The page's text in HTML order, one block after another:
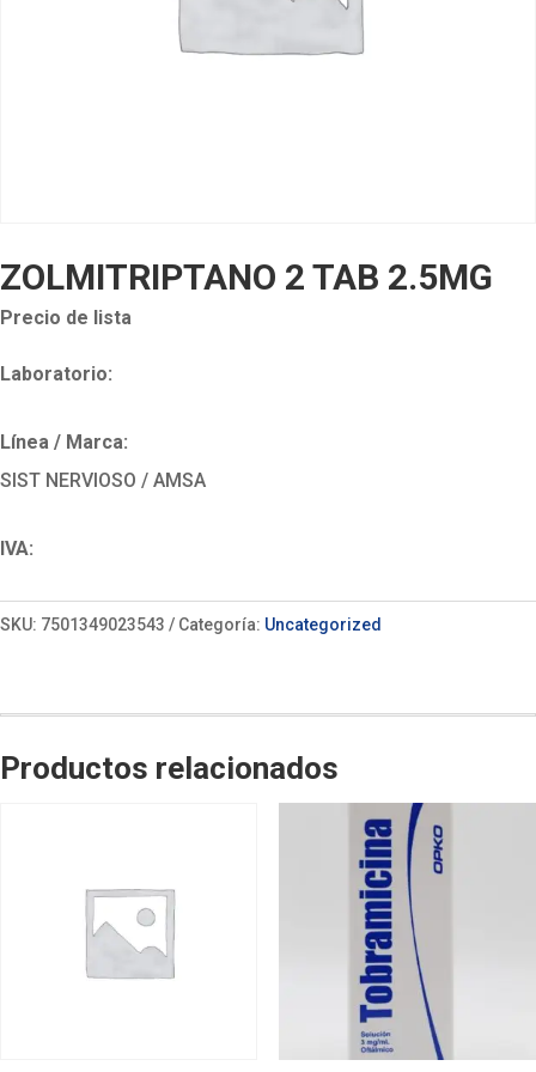
ZOLMITRIPTANO 2 TAB 2.5MG
Precio de lista
Laboratorio:
Línea / Marca:
SIST NERVIOSO / AMSA
IVA:
SKU: 7501349023543 Categoría: Uncategorized
Productos relacionados